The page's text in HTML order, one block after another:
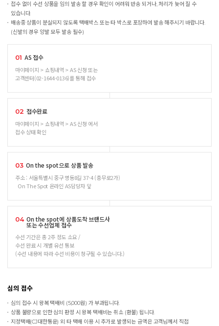
접수 없이 수선 상품을 임의 발송 할 경우 확인이 어려워 반송 되거나, 처리가 늦어 질 수
있습니다.
배송중 상품이 분실되지 않도록 택배박스 또는 타 박스로 포장하여 발송 해주시기 바랍니다.
(신발의 경우 양발 모두 발송 필수)
01 AS 접수
마이페이지 > 쇼핑내역 > AS 신청 또는
고객센터(02-1644-0136)를 통해 접수
02 접수완료
마이페이지 > 쇼핑내역 > AS 신청 에서
접수 상태 확인
03 On the spot으로 상품 발송
주소 : 서울특별시 중구 명동8길 37-4 (충무로2가)
On The Spot 온라인 AS담당자 앞
04 On the spot에 상품도착 브랜드사
또는 수선업체 접수
수선 기간은 총 2주 정도 소요 /
수선 완료 시 개별 유선 통보
(수선 내용에 따라 수선 비용이 청구될 수 있습니다.)
심의 접수
심의 접수 시 왕복 택배비 (5,000원) 가 부과됩니다.
상품 불량으로 인한 심의 판정 시 왕복 택배비는 취소 (환불) 됩니다.
지정택배(CJ대한통운) 외 타 택배 이용 시 추가로 발생되는 금액은 고객님께서 직접